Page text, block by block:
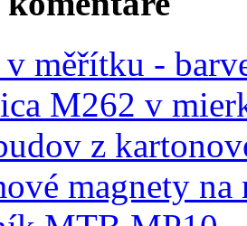
v měřítku -
M262 v
z
magnety na